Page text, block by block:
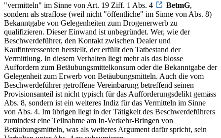
"vermitteln" im Sinne von Art. 19 Ziff. 1 Abs. 4
BetmG,
sondern als straflose (weil nicht "öffentliche" im Sinne von Abs. 8)
Bekanntgabe von Gelegenheiten zum Drogenerwerb zu
qualifizieren. Dieser Einwand ist unbegründet. Wer, wie der
Beschwerdeführer, den Kontakt zwischen Dealer und
Kaufinteressenten herstellt, der erfüllt den Tatbestand der
Vermittlung. In diesem Verhalten liegt mehr als das blosse
Auffordern zum Betäubungsmittelkonsum oder die Bekanntgabe der
Gelegenheit zum Erwerb von Betäubungsmitteln. Auch die vom
Beschwerdeführer getroffene Vereinbarung betreffend seinen
Provisionsanteil ist nicht typisch für das Aufforderungsdelikt gemäss
Abs. 8, sondern ist ein weiteres Indiz für das Vermitteln im Sinne
von Abs. 4. Im übrigen liegt in der Tätigkeit des Beschwerdeführers
zumindest eine Teilnahme am In-Verkehr-Bringen von
Betäubungsmitteln, was als weiteres Argument dafür spricht, sein